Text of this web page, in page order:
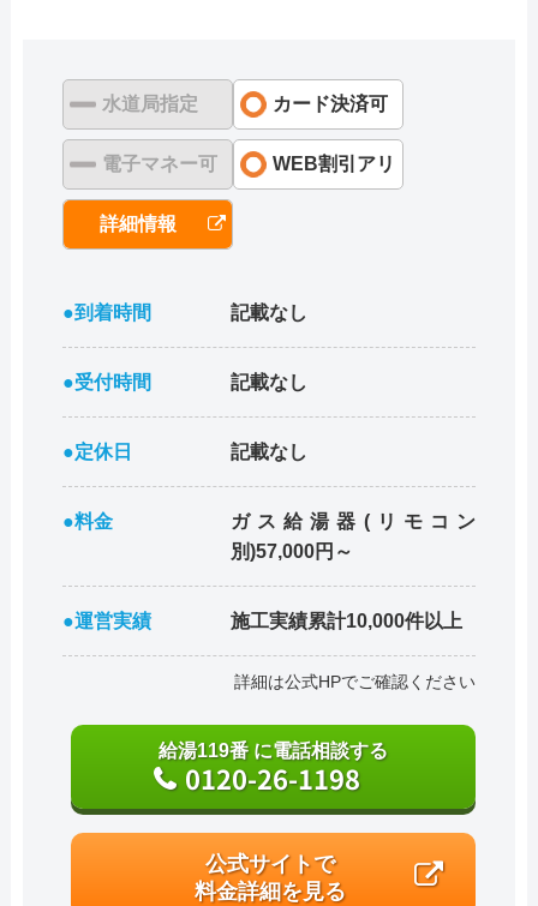
水道局指定 カード決済可
電子マネー可 WEB割引アリ
詳細情報
●到着時間 記載なし
●受付時間 記載なし
●定休日 記載なし
●料金
ガス給湯器(リモコン
別)57,000円～
●運営実績 施工実績累計10,000件以上
詳細は公式HPでご確認ください
給湯119番 に電話相談する
0120-26-1198
公式サイトで
料金詳細を見る